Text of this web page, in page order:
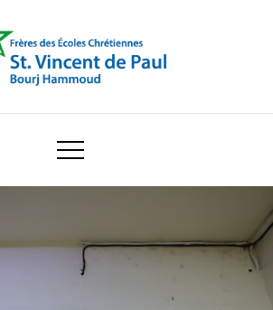
Vincent de Paul